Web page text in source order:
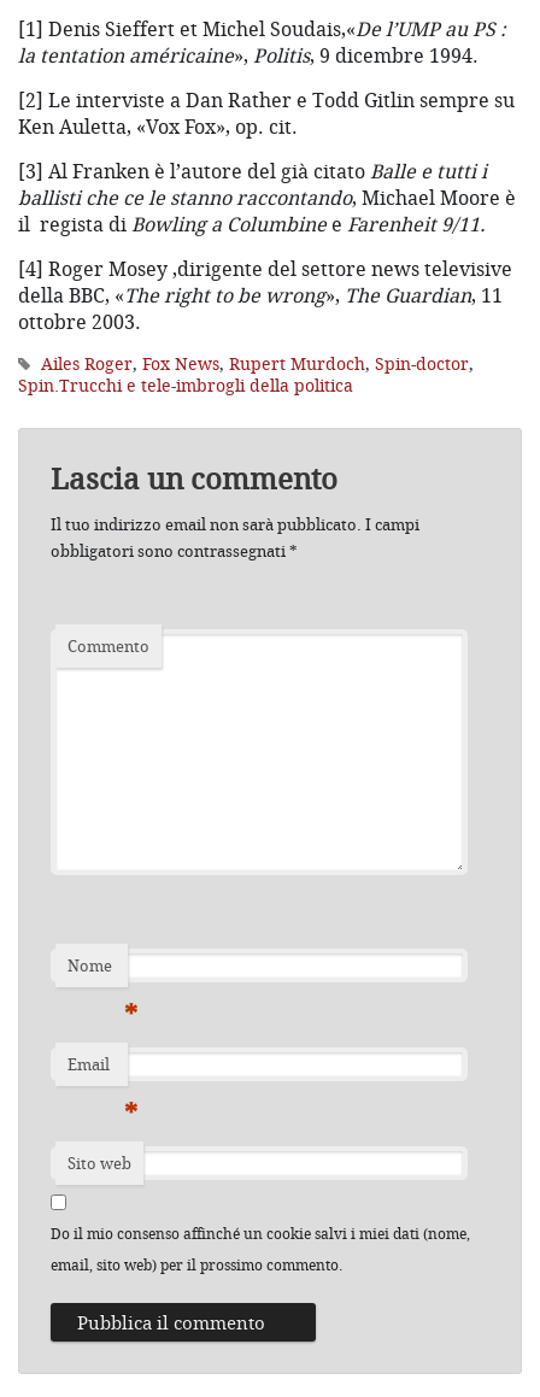
[1] Denis Sieffert et Michel Soudais,«De l’UMP au PS :
la tentation américaine», Politis, 9 dicembre 1994.
[2] Le interviste a Dan Rather e Todd Gitlin sempre su
Ken Auletta, «Vox Fox», op. cit.
[3] Al Franken è l’autore del già citatoBalle e tutti i
ballisti che ce le stanno raccontando, Michael Moore è
il regista diBowling a Columbinee Farenheit 9/11.
[4] Roger Mosey ,dirigente del settore news televisive
della BBC, «The right to be wrong», The Guardian, 11
ottobre 2003.
Ailes Roger, Fox News, Rupert Murdoch, Spin-doctor,
Spin.Trucchi e tele-imbrogli della politica
Lascia un commento
Il tuo indirizzo email non sarà pubblicato. I campi
obbligatori sono contrassegnati*
Commento
Nome
*
Email
*
Sito web
Do il mio consenso affinché un cookie salvi i miei dati (nome,
email, sito web) per il prossimo commento.